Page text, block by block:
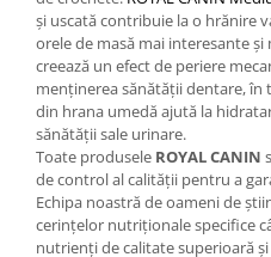
şi uscată contribuie la o hrănire
orele de masă mai interesante
creează un efect de periere
menţinerea sănătăţii dentare,
din hrana umedă ajută la
sănătăţii sale urinare.
Toate produsele ROYAL CANIN
de control al calităţii pentru a
Echipa noastră de oameni de
cerinţelor nutriţionale specifice
nutrienţi de calitate superioară